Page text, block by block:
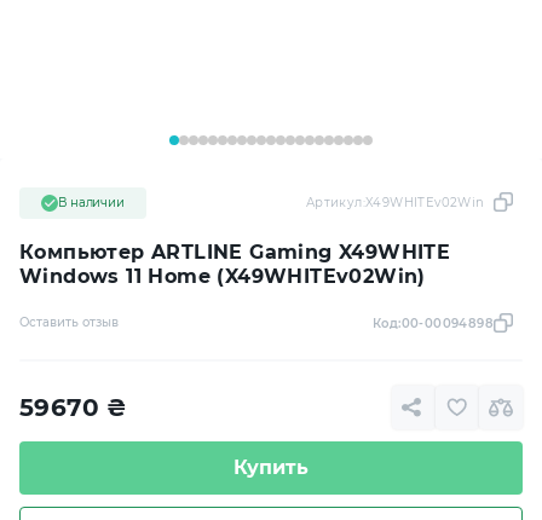
Компьютер ARTLINE Gaming X49WHITE
Windows 11 Home (X49WHITEv02Win)
В наличии Артикул:X49WHITEv02Win
Оставить отзыв Код:00-00094898
59670 ₴
Купить